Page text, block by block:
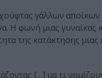
χούφτας γάλλων
Η φωνή μιας γυναίκας
της κατάκτησης
[…] μα τι